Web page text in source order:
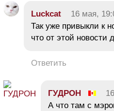
Luckcat 16 мая,
Так уже привыкли к
что от этой новости
Ответить
ГУДРОН
А что там с